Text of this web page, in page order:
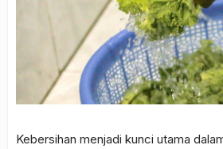
Kebersihan menjadi kunci utama